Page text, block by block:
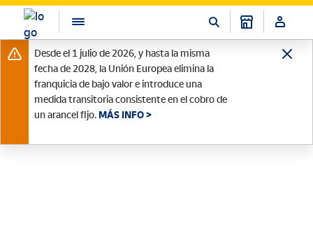
Desde el 1 julio de 2026, y hasta la misma
fecha de 2028, la Unión Europea elimina la
franquicia de bajo valor e introduce una
medida transitoria consistente en el cobro de
un arancel fijo. MÁS INFO >